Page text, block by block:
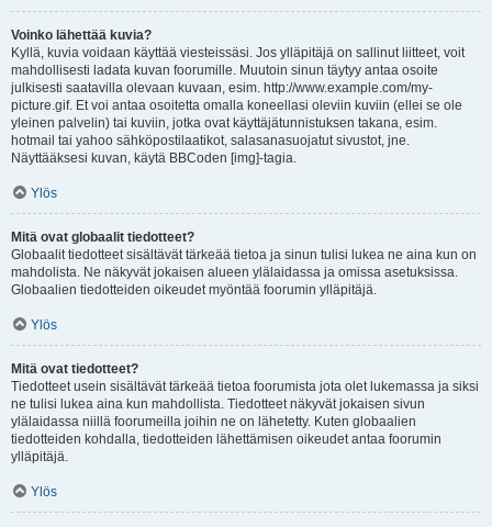
Voinko lähettää kuvia?
Kyllä, kuvia voidaan käyttää viesteissäsi. Jos ylläpitäjä on sallinut liitteet, voit
mahdollisesti ladata kuvan foorumille. Muutoin sinun täytyy antaa osoite
julkisesti saatavilla olevaan kuvaan, esim. http://www.example.com/my-
picture.gif. Et voi antaa osoitetta omalla koneellasi oleviin kuviin (ellei se ole
yleinen palvelin) tai kuviin, jotka ovat käyttäjätunnistuksen takana, esim.
hotmail tai yahoo sähköpostilaatikot, salasanasuojatut sivustot, jne.
Näyttääksesi kuvan, käytä BBCoden [img]-tagia.
Ylös
Mitä ovat globaalit tiedotteet?
Globaalit tiedotteet sisältävät tärkeää tietoa ja sinun tulisi lukea ne aina kun on
mahdolista. Ne näkyvät jokaisen alueen ylälaidassa ja omissa asetuksissa.
Globaalien tiedotteiden oikeudet myöntää foorumin ylläpitäjä.
Ylös
Mitä ovat tiedotteet?
Tiedotteet usein sisältävät tärkeää tietoa foorumista jota olet lukemassa ja siksi
ne tulisi lukea aina kun mahdollista. Tiedotteet näkyvät jokaisen sivun
ylälaidassa niillä foorumeilla joihin ne on lähetetty. Kuten globaalien
tiedotteiden kohdalla, tiedotteiden lähettämisen oikeudet antaa foorumin
ylläpitäjä.
Ylös